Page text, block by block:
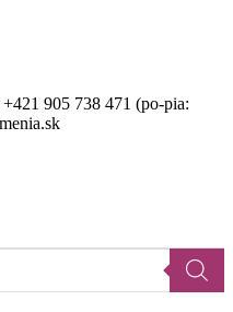
905 738 471 (po-pia: